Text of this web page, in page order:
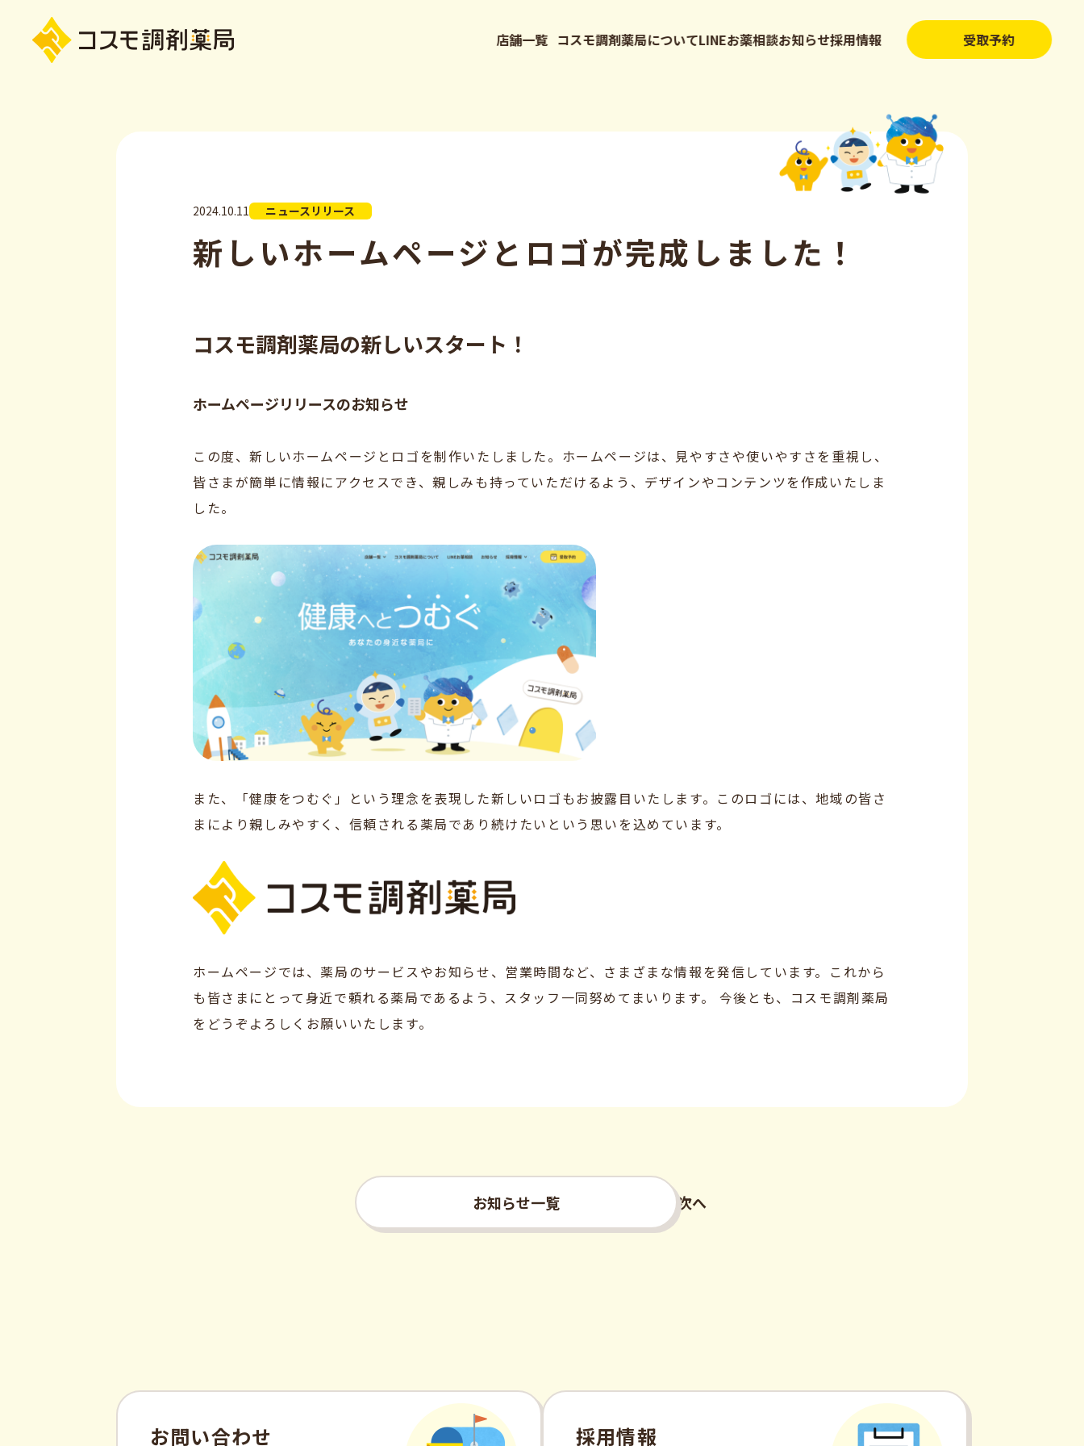
店舗一覧 コスモ調剤薬局についてLINEお薬相談お知らせ採用情報 受取予約
2024.10.11 ニュースリリース
新しいホームページとロゴが完成しました！
コスモ調剤薬局の新しいスタート！
ホームページリリースのお知らせ
この度、新しいホームページとロゴを制作いたしました。ホームページは、見やすさや使いやすさを重視し、
皆さまが簡単に情報にアクセスでき、親しみも持っていただけるよう、デザインやコンテンツを作成いたしま
した。
また、「健康をつむぐ」という理念を表現した新しいロゴもお披露目いたします。このロゴには、地域の皆さ
まにより親しみやすく、信頼される薬局であり続けたいという思いを込めています。
ホームページでは、薬局のサービスやお知らせ、営業時間など、さまざまな情報を発信しています。これから
も皆さまにとって身近で頼れる薬局であるよう、スタッフ一同努めてまいります。 今後とも、コスモ調剤薬局
をどうぞよろしくお願いいたします。
お知らせ一覧 次へ
お問い合わせ 採用情報